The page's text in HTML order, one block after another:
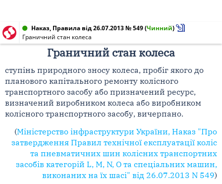
Наказ, Правила від 26.07.2013 № 549(Чинний)
Граничний стан колеса